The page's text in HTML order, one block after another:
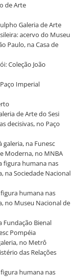
de Arte
Galeria de Arte
acervo do Museu
Paulo, na Casa de
Coleção João
Imperial
de Arte do Sesi
decisivas, no Paço
galeria, na Funesc
Moderna, no MNBA
figura humana nas
na Sociedade Nacional
figura humana nas
no Museu Nacional de
Fundação Bienal
Pompéia
no Metrô
das Relações
figura humana nas